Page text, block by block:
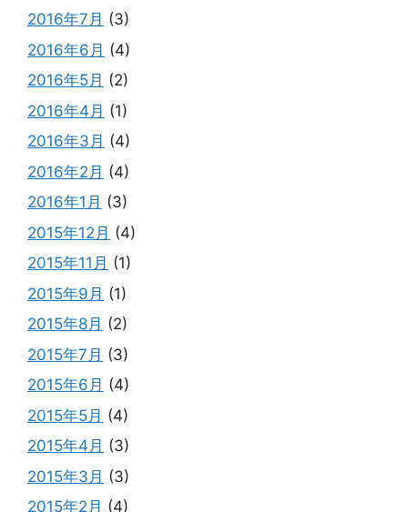
2016年7月 (3)
2016年6月 (4)
2016年5月 (2)
2016年4月 (1)
2016年3月 (4)
2016年2月 (4)
2016年1月 (3)
2015年12月 (4)
2015年11月 (1)
2015年9月 (1)
2015年8月 (2)
2015年7月 (3)
2015年6月 (4)
2015年5月 (4)
2015年4月 (3)
2015年3月 (3)
2015年2月 (4)